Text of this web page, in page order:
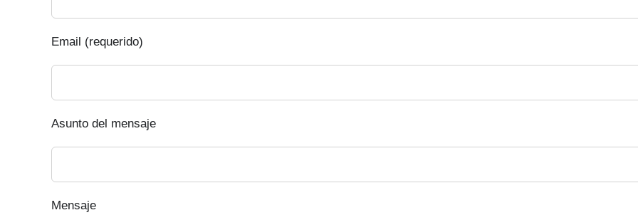
Email (requerido)
Asunto del mensaje
Mensaje